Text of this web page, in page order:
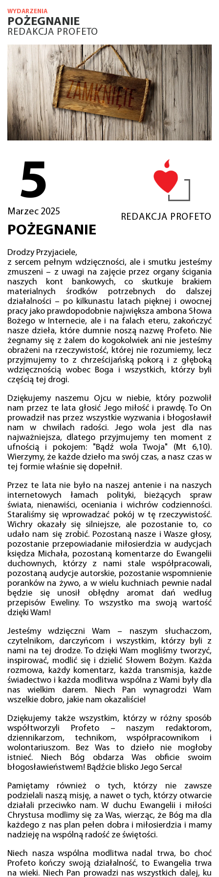
WYDARZENIA
POŻEGNANIE
REDAKCJA PROFETO
5
Marzec 2025
REDAKCJA PROFETO
POŻEGNANIE
Drodzy Przyjaciele,
z sercem pełnym wdzięczności, ale i smutku jesteśmy
zmuszeni – z uwagi na zajęcie przez organy ścigania
naszych kont bankowych, co skutkuje brakiem
materialnych środków potrzebnych do dalszej
działalności – po kilkunastu latach pięknej i owocnej
pracy jako prawdopodobnie największa ambona Słowa
Bożego w Internecie, ale i na falach eteru, zakończyć
nasze dzieła, które dumnie noszą nazwę Profeto. Nie
żegnamy się z żalem do kogokolwiek ani nie jesteśmy
obrażeni na rzeczywistość, której nie rozumiemy, lecz
przyjmujemy to z chrześcijańską pokorą i z głęboką
wdzięcznością wobec Boga i wszystkich, którzy byli
częścią tej drogi.
Dziękujemy naszemu Ojcu w niebie, który pozwolił
nam przez te lata głosić Jego miłość i prawdę. To On
prowadził nas przez wszystkie wyzwania i błogosławił
nam w chwilach radości. Jego wola jest dla nas
najważniejsza, dlatego przyjmujemy ten moment z
ufnością i pokojem: "Bądź wola Twoja" (Mt 6,10).
Wierzymy, że każde dzieło ma swój czas, a nasz czas w
tej formie właśnie się dopełnił.
Przez te lata nie było na naszej antenie i na naszych
internetowych łamach polityki, bieżących spraw
świata, nienawiści, oceniania i wichrów codzienności.
Staraliśmy się wprowadzać pokój w tę rzeczywistość.
Wichry okazały się silniejsze, ale pozostanie to, co
udało nam się zrobić. Pozostaną nasze i Wasze głosy,
pozostanie przepowiadanie miłosierdzia w audycjach
księdza Michała, pozostaną komentarze do Ewangelii
duchownych, którzy z nami stale współpracowali,
pozostaną audycje autorskie, pozostanie wspomnienie
poranków na żywo, a w wielu kuchniach pewnie nadal
będzie się unosił obłędny aromat dań według
przepisów Eweliny. To wszystko ma swoją wartość
dzięki Wam!
Jesteśmy wdzięczni Wam – naszym słuchaczom,
czytelnikom, darczyńcom i wszystkim, którzy byli z
nami na tej drodze. To dzięki Wam mogliśmy tworzyć,
inspirować, modlić się i dzielić Słowem Bożym. Każda
rozmowa, każdy komentarz, każda transmisja, każde
świadectwo i każda modlitwa wspólna z Wami były dla
nas wielkim darem. Niech Pan wynagrodzi Wam
wszelkie dobro, jakie nam okazaliście!
Dziękujemy także wszystkim, którzy w różny sposób
współtworzyli Profeto – naszym redaktorom,
dziennikarzom, technikom, współpracownikom i
wolontariuszom. Bez Was to dzieło nie mogłoby
istnieć. Niech Bóg obdarza Was obficie swoim
błogosławieństwem! Bądźcie blisko Jego Serca!
Pamiętamy również o tych, którzy nie zawsze
podzielali naszą misję, a nawet o tych, którzy otwarcie
działali przeciwko nam. W duchu Ewangelii i miłości
Chrystusa modlimy się za Was, wierząc, że Bóg ma dla
każdego z nas plan pełen dobra i miłosierdzia i mamy
nadzieję na wspólną radość ze świętości.
Niech nasza wspólna modlitwa nadal trwa, bo choć
Profeto kończy swoją działalność, to Ewangelia trwa
na wieki. Niech Pan prowadzi nas wszystkich dalej, ku